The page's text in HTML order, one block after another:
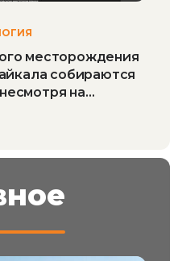
месторождения
собираются
на